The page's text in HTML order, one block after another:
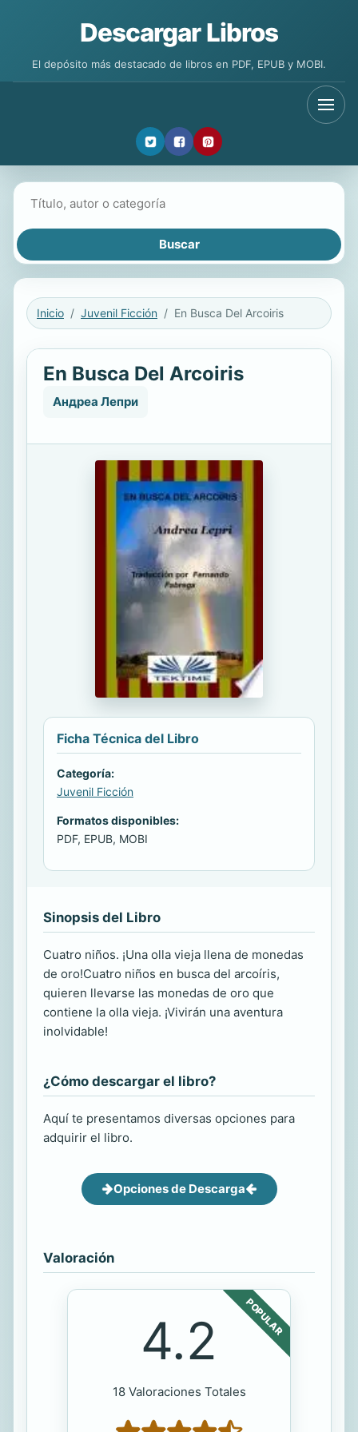
Descargar Libros
El depósito más destacado de libros en PDF, EPUB y MOBI.
Inicio Juvenil Ficción En Busca Del Arcoiris
En Busca Del Arcoiris
Андреа Лепри
Ficha Técnica del Libro
Categoría:
Juvenil Ficción
Formatos disponibles:
PDF, EPUB, MOBI
Sinopsis del Libro
Cuatro niños. ¡Una olla vieja llena de monedas
de oro!Cuatro niños en busca del arcoíris,
quieren llevarse las monedas de oro que
contiene la olla vieja. ¡Vivirán una aventura
inolvidable!
¿Cómo descargar el libro?
Aquí te presentamos diversas opciones para
adquirir el libro.
Opciones de Descarga
Valoración
POPULAR
4.2
18 Valoraciones Totales